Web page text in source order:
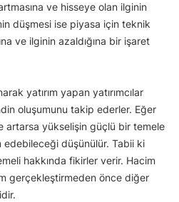
ve hisseye olan ilginin
düşmesi ise piyasa için teknik
ve ilginin azaldığına bir işaret
yatırım yapan yatırımcılar
oluşumunu takip ederler. Eğer
artarsa yükselişin güçlü bir temele
edebileceği düşünülür. Tabii ki
hakkında fikirler verir. Hacim
gerçekleştirmeden önce diğer